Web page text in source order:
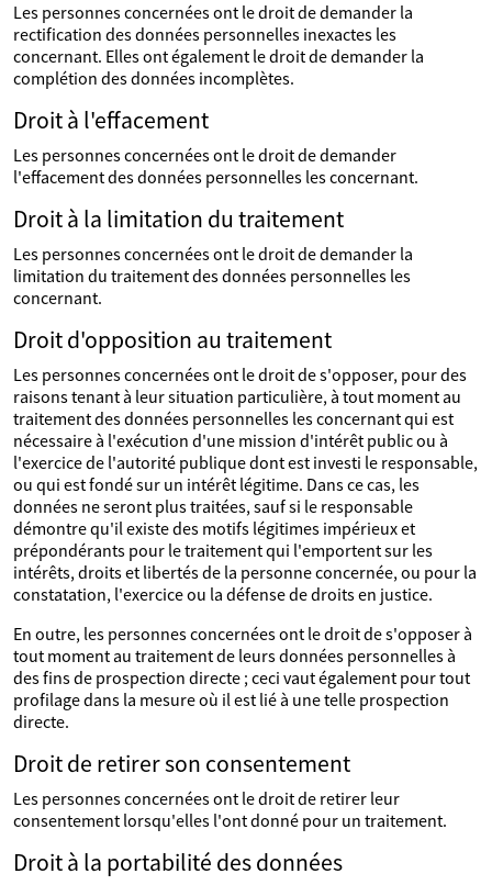
Les personnes concernées ont le droit de demander la
rectification des données personnelles inexactes les
concernant. Elles ont également le droit de demander la
complétion des données incomplètes.
Droit à l'effacement
Les personnes concernées ont le droit de demander
l'effacement des données personnelles les concernant.
Droit à la limitation du traitement
Les personnes concernées ont le droit de demander la
limitation du traitement des données personnelles les
concernant.
Droit d'opposition au traitement
Les personnes concernées ont le droit de s'opposer, pour des
raisons tenant à leur situation particulière, à tout moment au
traitement des données personnelles les concernant qui est
nécessaire à l'exécution d'une mission d'intérêt public ou à
l'exercice de l'autorité publique dont est investi le responsable,
ou qui est fondé sur un intérêt légitime. Dans ce cas, les
données ne seront plus traitées, sauf si le responsable
démontre qu'il existe des motifs légitimes impérieux et
prépondérants pour le traitement qui l'emportent sur les
intérêts, droits et libertés de la personne concernée, ou pour la
constatation, l'exercice ou la défense de droits en justice.
En outre, les personnes concernées ont le droit de s'opposer à
tout moment au traitement de leurs données personnelles à
des fins de prospection directe ; ceci vaut également pour tout
profilage dans la mesure où il est lié à une telle prospection
directe.
Droit de retirer son consentement
Les personnes concernées ont le droit de retirer leur
consentement lorsqu'elles l'ont donné pour un traitement.
Droit à la portabilité des données